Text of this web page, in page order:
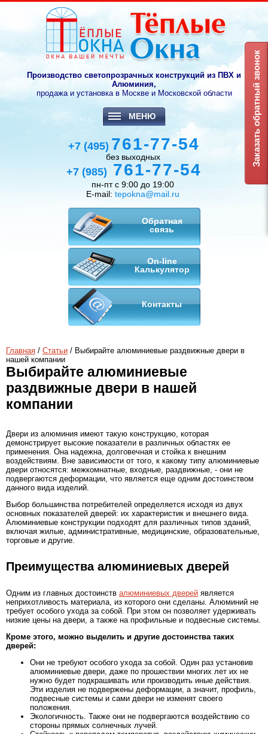
Заказать обратный звонок
Производство светопрозрачных конструкций из ПВХ и
Алюминия,
продажа и установка в Москве и Московской области
МЕНЮ
+7 (495) 761-77-54
без выходных
+7 (985) 761-77-54
пн-пт с 9:00 до 19:00
E-mail: tepokna@mail.ru
Обратная
связь
On-line
Калькулятор
Контакты
Главная / Статьи / Выбирайте алюминиевые раздвижные двери в
нашей компании
Выбирайте алюминиевые
раздвижные двери в нашей
компании
Двери из алюминия имеют такую конструкцию, которая
демонстрирует высокие показатели в различных областях ее
применения. Она надежна, долговечная и стойка к внешним
воздействиям. Вне зависимости от того, к какому типу алюминиевые
двери относятся: межкомнатные, входные, раздвижные, - они не
подвергаются деформации, что является еще одним достоинством
данного вида изделий.
Выбор большинства потребителей определяется исходя из двух
основных показателей дверей: их характеристик и внешнего вида.
Алюминиевые конструкции подходят для различных типов зданий,
включая жилые, административные, медицинские, образовательные,
торговые и другие.
Преимущества алюминиевых дверей
Одним из главных достоинств алюминиевых дверей является
неприхотливость материала, из которого они сделаны. Алюминий не
требует особого ухода за собой. При этом он позволяет удерживать
низкие цены на двери, а также на профильные и подвесные системы.
Кроме этого, можно выделить и другие достоинства таких
дверей:
Они не требуют особого ухода за собой. Один раз установив
алюминиевые двери, даже по прошествии многих лет их не
нужно будет подкрашивать или производить иные действия.
Эти изделия не подвержены деформации, а значит, профиль,
подвесные системы и сами двери не изменят своего
положения.
Экологичность. Также они не подвергаются воздействию со
стороны прямых солнечных лучей.